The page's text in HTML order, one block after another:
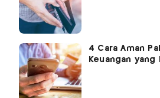
4 Cara Aman
Keuangan